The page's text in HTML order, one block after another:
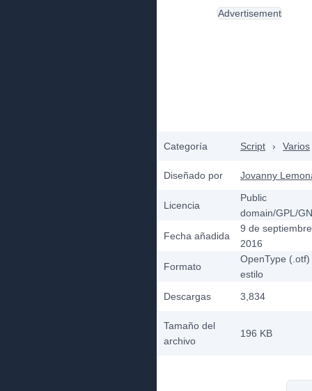
Categoría Script › Varios
Diseñado por Jovanny
Licencia
Public
domain/GPL/
Fecha añadida
9 de
2016
Formato
OpenType (.otf)
estilo
Descargas
3,834
Tamaño del
archivo
196 KB
Advertisement